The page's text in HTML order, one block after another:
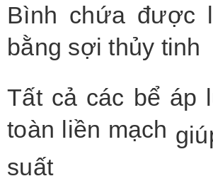
Bình chứa được
bằng sợi thủy tinh
Tất cả các bể áp
toàn liền mạch
suất